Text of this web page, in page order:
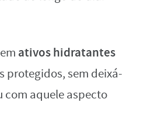
ativos hidratantes
protegidos, sem deixá-
com aquele aspecto